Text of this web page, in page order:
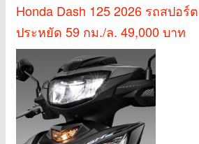
Honda Dash 125 2026 รถสปอร์
ประหยัด 59 กม./ล. 49,000 บาท